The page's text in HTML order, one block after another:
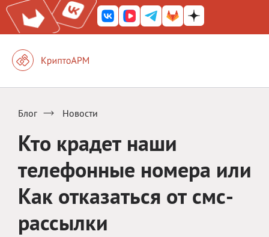
Блог Новости
Кто крадет наши
телефонные номера или
Как отказаться от смс-
рассылки